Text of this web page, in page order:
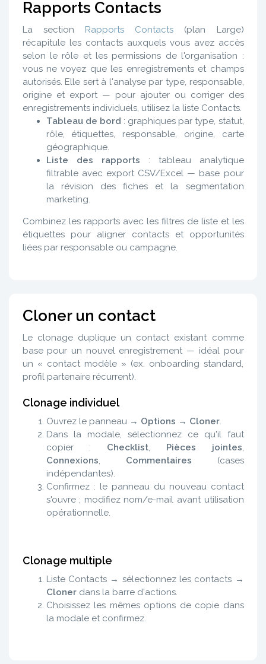
Rapports Contacts
La section Rapports Contacts (plan Large)
récapitule les contacts auxquels vous avez accès
selon le rôle et les permissions de l'organisation :
vous ne voyez que les enregistrements et champs
autorisés. Elle sert à l'analyse par type, responsable,
origine et export — pour ajouter ou corriger des
enregistrements individuels, utilisez la liste Contacts.
Tableau de bord : graphiques par type, statut,
rôle, étiquettes, responsable, origine, carte
géographique.
Liste des rapports : tableau analytique
filtrable avec export CSV/Excel — base pour
la révision des fiches et la segmentation
marketing.
Combinez les rapports avec les filtres de liste et les
étiquettes pour aligner contacts et opportunités
liées par responsable ou campagne.
Cloner un contact
Le clonage duplique un contact existant comme
base pour un nouvel enregistrement — idéal pour
un « contact modèle » (ex. onboarding standard,
profil partenaire récurrent).
Clonage individuel
Ouvrez le panneau → Options → Cloner.
Dans la modale, sélectionnez ce qu'il faut
copier : Checklist, Pièces jointes,
Connexions, Commentaires (cases
indépendantes).
Confirmez : le panneau du nouveau contact
s'ouvre ; modifiez nom/e-mail avant utilisation
opérationnelle.
Clonage multiple
Liste Contacts → sélectionnez les contacts →
Clonerdans la barre d'actions.
Choisissez les mêmes options de copie dans
la modale et confirmez.